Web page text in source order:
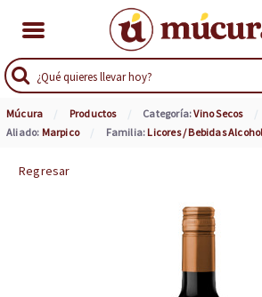
Múcura Productos Categoría:Vino Secos
Aliado: Marpico Familia: Licores / Bebidas
Regresar